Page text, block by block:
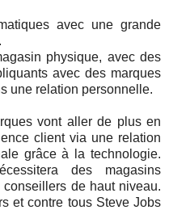
avec une grande
physique, avec des
avec des marques
une relation personnelle.
vont aller de plus en
client via une relation
grâce à la technologie.
des magasins
de haut niveau.
et contre tous Steve Jobs